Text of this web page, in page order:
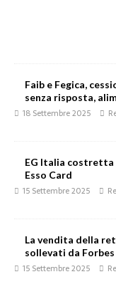
Faib e Fegica,
senza risposta,
18 Settembre 2025
EG Italia costretta
Esso Card
15 Settembre 2025
La vendita della
sollevati da Forbes
15 Settembre 2025